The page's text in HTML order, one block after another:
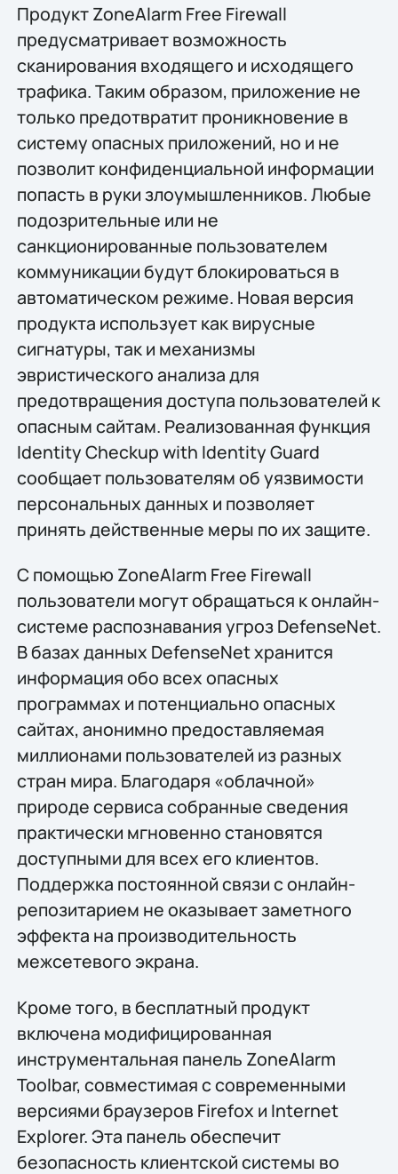
Продукт ZoneAlarm Free Firewall
предусматривает возможность
сканирования входящего и исходящего
трафика. Таким образом, приложение не
только предотвратит проникновение в
систему опасных приложений, но и не
позволит конфиденциальной информации
попасть в руки злоумышленников. Любые
подозрительные или не
санкционированные пользователем
коммуникации будут блокироваться в
автоматическом режиме. Новая версия
продукта использует как вирусные
сигнатуры, так и механизмы
эвристического анализа для
предотвращения доступа пользователей к
опасным сайтам. Реализованная функция
Identity Checkup with Identity Guard
сообщает пользователям об уязвимости
персональных данных и позволяет
принять действенные меры по их защите.
С помощью ZoneAlarm Free Firewall
пользователи могут обращаться к онлайн-
системе распознавания угроз DefenseNet.
В базах данных DefenseNet хранится
информация обо всех опасных
программах и потенциально опасных
сайтах, анонимно предоставляемая
миллионами пользователей из разных
стран мира. Благодаря «облачной»
природе сервиса собранные сведения
практически мгновенно становятся
доступными для всех его клиентов.
Поддержка постоянной связи с онлайн-
репозитарием не оказывает заметного
эффекта на производительность
межсетевого экрана.
Кроме того, в бесплатный продукт
включена модифицированная
инструментальная панель ZoneAlarm
Toolbar, совместимая с современными
версиями браузеров Firefox и Internet
Explorer. Эта панель обеспечит
безопасность клиентской системы во